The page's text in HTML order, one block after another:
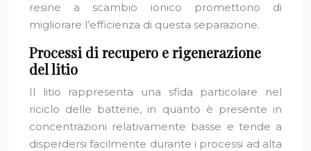
resine a scambio ionico promettono di
migliorare l’efficienza di questa separazione.
Processi di recupero e rigenerazione
del litio
Il litio rappresenta una sfida particolare nel
riciclo delle batterie, in quanto è presente in
concentrazioni relativamente basse e tende a
disperdersi facilmente durante i processi ad alta